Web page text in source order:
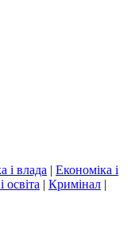
і влада | Економіка і
освіта | Кримінал |